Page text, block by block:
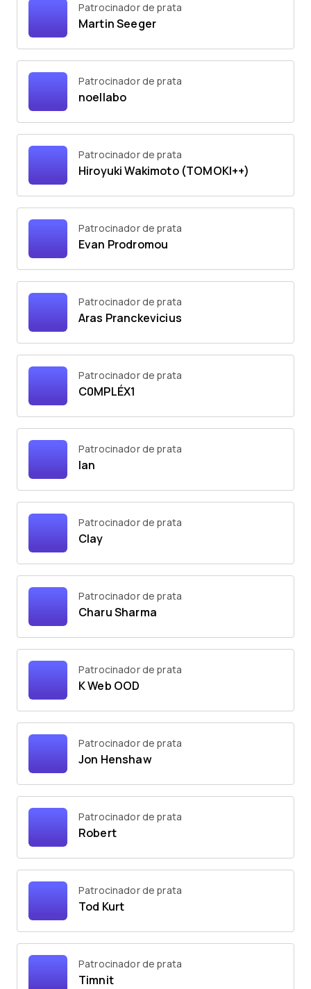
Patrocinador de prata
Martin Seeger
Patrocinador de prata
noellabo
Patrocinador de prata
Hiroyuki Wakimoto (TOMOKI++)
Patrocinador de prata
Evan Prodromou
Patrocinador de prata
Aras Pranckevicius
Patrocinador de prata
C0MPLÉX1
Patrocinador de prata
Ian
Patrocinador de prata
Clay
Patrocinador de prata
Charu Sharma
Patrocinador de prata
K Web OOD
Patrocinador de prata
Jon Henshaw
Patrocinador de prata
Robert
Patrocinador de prata
Tod Kurt
Patrocinador de prata
Timnit